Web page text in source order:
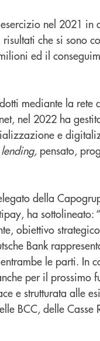
nel 2021
che si sono
ed il
mediante la rete
nel 2022 ha
e
pensato,
della
ha sottolineato:
obiettivo
Bank
le parti. In
per il prossimo
e strutturata alle
BCC, delle Casse